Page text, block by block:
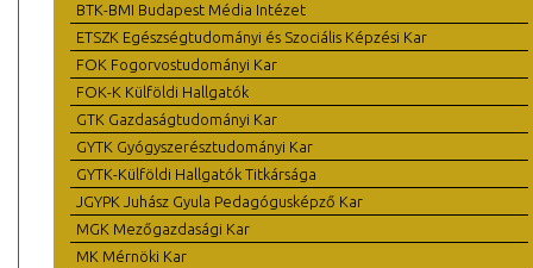
BTK-BMI Budapest Média Intézet
ETSZK Egészségtudományi és Szociális Képzési Kar
FOK Fogorvostudományi Kar
FOK-K Külföldi Hallgatók
GTK Gazdaságtudományi Kar
GYTK Gyógyszerésztudományi Kar
GYTK-Külföldi Hallgatók Titkársága
JGYPK Juhász Gyula Pedagógusképző Kar
MGK Mezőgazdasági Kar
MK Mérnöki Kar